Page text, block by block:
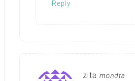
Reply
zita mondta